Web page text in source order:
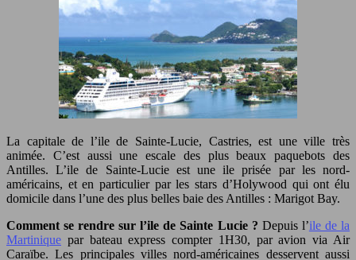
La capitale de l’ile de Sainte-Lucie, Castries, est une ville très
animée. C’est aussi une escale des plus beaux paquebots des
Antilles. L’ile de Sainte-Lucie est une ile prisée par les nord-
américains, et en particulier par les stars d’Holywood qui ont élu
domicile dans l’une des plus belles baie des Antilles : Marigot Bay.
Comment se rendre sur l’ile de Sainte Lucie ? Depuis l’ile de la
Martinique par bateau express compter 1H30, par avion via Air
Caraïbe. Les principales villes nord-américaines desservent aussi